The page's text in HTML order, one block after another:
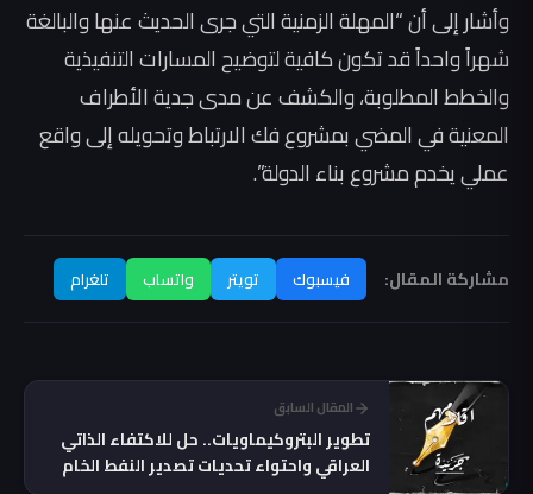
وأشار إلى أن “المهلة الزمنية التي جرى الحديث عنها والبالغة
شهراً واحداً قد تكون كافية لتوضيح المسارات التنفيذية
والخطط المطلوبة، والكشف عن مدى جدية الأطراف
المعنية في المضي بمشروع فك الارتباط وتحويله إلى واقع
عملي يخدم مشروع بناء الدولة”.
مشاركة المقال: فيسبوك تويتر واتساب تلغرام
المقال السابق
تطوير البتروكيماويات.. حل للاكتفاء الذاتي
العراقي واحتواء تحديات تصدير النفط الخام